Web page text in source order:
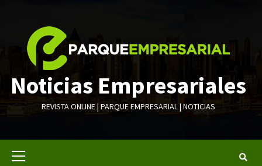
contenido
Noticias Empresariales
REVISTA ONLINE | PARQUE EMPRESARIAL | NOTICIAS